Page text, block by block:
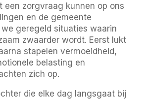
een zorgvraag kunnen op ons
en de gemeente
geregeld situaties waarin
zwaarder wordt. Eerst lukt
stapelen vermoeidheid,
belasting en
zich op.
die elke dag langsgaat bij